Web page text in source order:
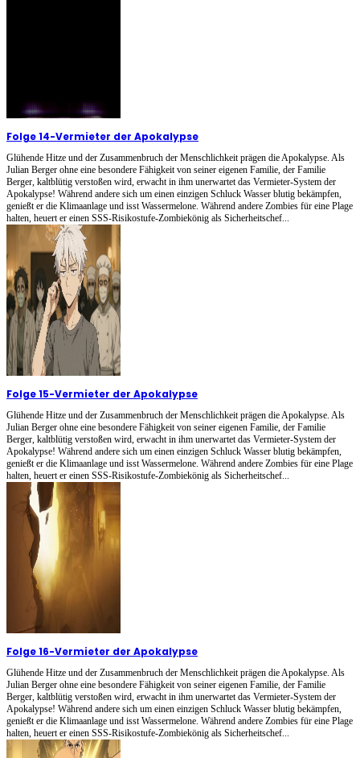
Folge 14-Vermieter der Apokalypse
Glühende Hitze und der Zusammenbruch der Menschlichkeit prägen die Apokalypse. Als
Julian Berger ohne eine besondere Fähigkeit von seiner eigenen Familie, der Familie
Berger, kaltblütig verstoßen wird, erwacht in ihm unerwartet das Vermieter-System der
Apokalypse! Während andere sich um einen einzigen Schluck Wasser blutig bekämpfen,
genießt er die Klimaanlage und isst Wassermelone. Während andere Zombies für eine Plage
halten, heuert er einen SSS-Risikostufe-Zombiekönig als Sicherheitschef...
Folge 15-Vermieter der Apokalypse
Glühende Hitze und der Zusammenbruch der Menschlichkeit prägen die Apokalypse. Als
Julian Berger ohne eine besondere Fähigkeit von seiner eigenen Familie, der Familie
Berger, kaltblütig verstoßen wird, erwacht in ihm unerwartet das Vermieter-System der
Apokalypse! Während andere sich um einen einzigen Schluck Wasser blutig bekämpfen,
genießt er die Klimaanlage und isst Wassermelone. Während andere Zombies für eine Plage
halten, heuert er einen SSS-Risikostufe-Zombiekönig als Sicherheitschef...
Folge 16-Vermieter der Apokalypse
Glühende Hitze und der Zusammenbruch der Menschlichkeit prägen die Apokalypse. Als
Julian Berger ohne eine besondere Fähigkeit von seiner eigenen Familie, der Familie
Berger, kaltblütig verstoßen wird, erwacht in ihm unerwartet das Vermieter-System der
Apokalypse! Während andere sich um einen einzigen Schluck Wasser blutig bekämpfen,
genießt er die Klimaanlage und isst Wassermelone. Während andere Zombies für eine Plage
halten, heuert er einen SSS-Risikostufe-Zombiekönig als Sicherheitschef...